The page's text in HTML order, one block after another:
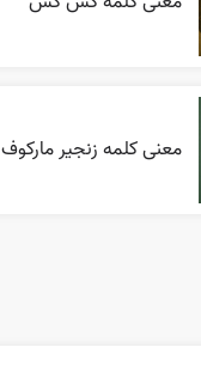
معنی کلمه زنجیر مارکوف